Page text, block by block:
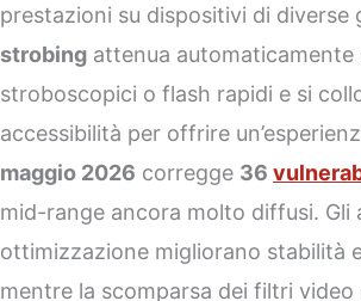
prestazioni su dispositivi di diverse
strobing attenua
stroboscopici o flash rapidi e si
accessibilità per offrire
maggio 2026 corregge 36
mid-range ancora molto diffusi. Gli
ottimizzazione migliorano stabilità
mentre la scomparsa dei filtri